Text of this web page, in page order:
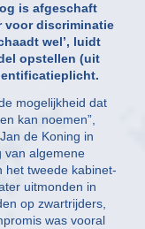
is afgeschaft
voor discriminatie
wel’, luidt
opstellen (uit
mogelijkheid dat
kan noemen”,
de Koning in
van algemene
het tweede kabinet-
uitmonden in
op zwartrijders,
was vooral